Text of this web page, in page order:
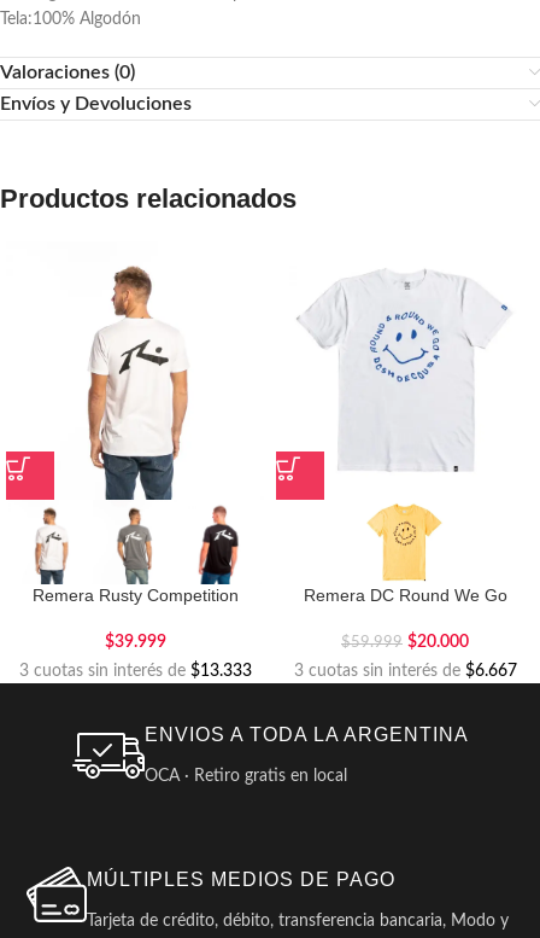
Tela:100% Algodón
Valoraciones (0)
Envíos y Devoluciones
Productos relacionados
Remera Rusty Competition
$39.999
3 cuotas sin interés de $13.333
Remera DC Round We Go
$59.999 $20.000
3 cuotas sin interés de $6.667
ENVIOS A TODA LA ARGENTINA
OCA · Retiro gratis en local
MÚLTIPLES MEDIOS DE PAGO
Tarjeta de crédito, débito, transferencia bancaria, Modo y